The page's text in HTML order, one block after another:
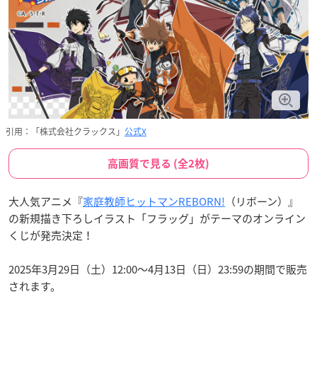
引用：「株式会社クラックス」 公式X
高画質で見る (全2枚)
大人気アニメ『家庭教師ヒットマンREBORN! （リボーン）』
の新規描き下ろしイラスト「フラッグ」がテーマのオンライン
くじが発売決定！
2025年3月29日（土）12:00〜4月13日（日）23:59の期間で販売
されます。